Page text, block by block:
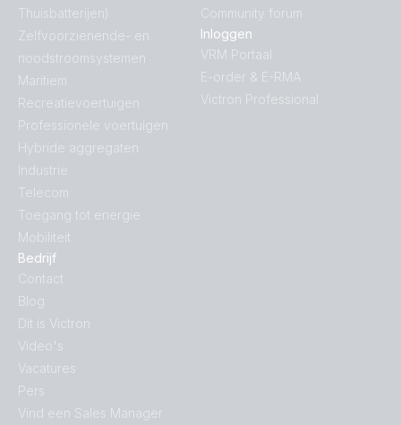
Thuisbatterijen)
Zelfvoorzienende- en
noodstroomsystemen
Maritiem
Recreatievoertuigen
Professionele voertuigen
Hybride aggregaten
Industrie
Telecom
Toegang tot energie
Mobiliteit
Bedrijf
Contact
Blog
Dit is Victron
Video's
Vacatures
Pers
Vind een Sales Manager
Community forum
Inloggen
VRM Portaal
E-order & E-RMA
Victron Professional